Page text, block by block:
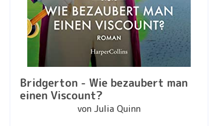
Bridgerton - Wie bezaubert man
einen Viscount?
von Julia Quinn